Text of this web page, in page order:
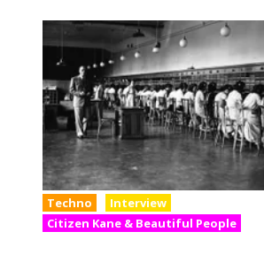
Techno
Interview
Citizen Kane & Beautiful People